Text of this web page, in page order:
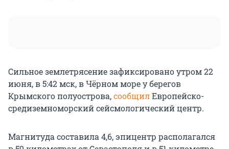
Сильное землетрясение зафиксировано утром 22
июня, в 5:42 мск, в Чёрном море у берегов
Крымского полуострова,сообщилЕвропейско-
средиземноморский сейсмологический центр.
Магнитуда составила 4,6, эпицентр располагался